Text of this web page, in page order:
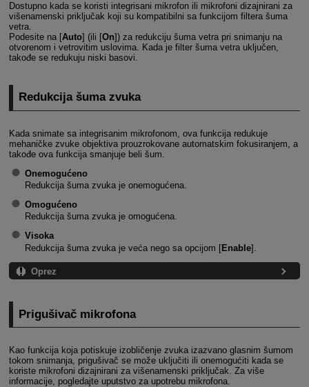
Dostupno kada se koristi integrisani mikrofon ili mikrofoni dizajnirani za
višenamenski priključak koji su kompatibilni sa funkcijom filtera šuma
vetra.
Podesite na [Auto] (ili [On]) za redukciju šuma vetra pri snimanju na
otvorenom i vetrovitim uslovima. Kada je filter šuma vetra uključen,
takođe se redukuju niski basovi.
Redukcija šuma zvuka
Kada snimate sa integrisanim mikrofonom, ova funkcija redukuje
mehaničke zvuke objektiva prouzrokovane automatskim fokusiranjem, a
takođe ova funkcija smanjuje beli šum.
Onemogućeno
Redukcija šuma zvuka je onemogućena.
Omogućeno
Redukcija šuma zvuka je omogućena.
Visoka
Redukcija šuma zvuka je veća nego sa opcijom [Enable].
Oprez
Prigušivač mikrofona
Kao funkcija koja potiskuje izobličenje zvuka izazvano glasnim šumom
tokom snimanja, prigušivač se može uključiti ili onemogućiti kada se
koriste mikrofoni dizajnirani za višenamenski priključak. Za više
informacije, pogledajte uputstvo za upotrebu mikrofona.